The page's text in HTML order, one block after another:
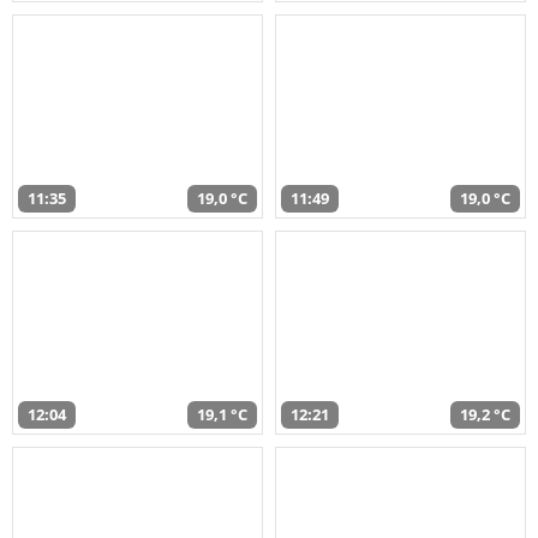
11:35 19,0 °C 11:49 19,0 °C
12:04 19,1 °C 12:21 19,2 °C